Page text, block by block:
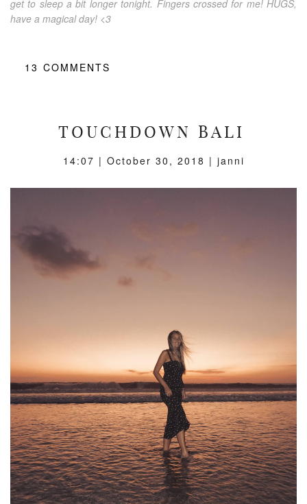
get to sleep a bit longer tonight. Fingers crossed for me! HUGS,
have a magical day! <3
13 COMMENTS
TOUCHDOWN BALI
14:07 | October 30, 2018 | janni